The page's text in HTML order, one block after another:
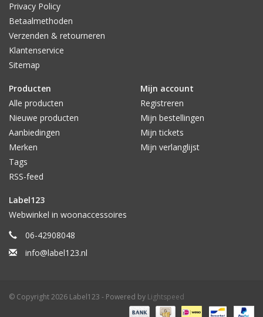
Privacy Policy
Betaalmethoden
Verzenden & retourneren
Klantenservice
Sitemap
Producten
Alle producten
Nieuwe producten
Aanbiedingen
Merken
Tags
RSS-feed
Mijn account
Registreren
Mijn bestellingen
Mijn tickets
Mijn verlanglijst
Label123
Webwinkel in woonaccessoires
06-42908048
info@label123.nl
© Copyright 2026 Label123 - Powered by Lightspeed